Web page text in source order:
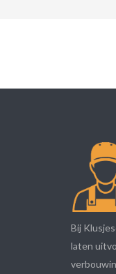
Bij
laten